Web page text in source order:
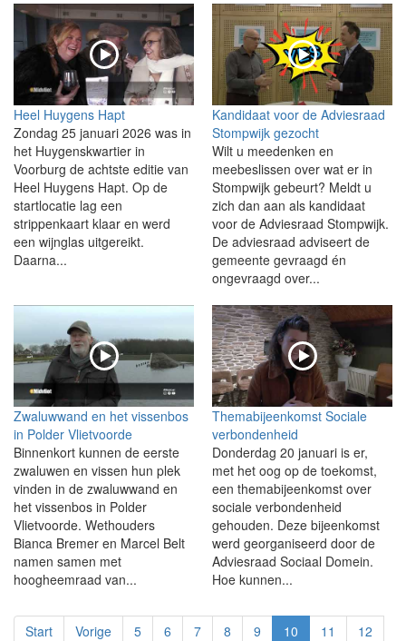
Heel Huygens Hapt
Zondag 25 januari 2026 was in
het Huygenskwartier in
Voorburg de achtste editie van
Heel Huygens Hapt. Op de
startlocatie lag een
strippenkaart klaar en werd
een wijnglas uitgereikt.
Daarna...
Kandidaat voor de Adviesraad
Stompwijk gezocht
Wilt u meedenken en
meebeslissen over wat er in
Stompwijk gebeurt? Meldt u
zich dan aan als kandidaat
voor de Adviesraad Stompwijk.
De adviesraad adviseert de
gemeente gevraagd én
ongevraagd over...
Zwaluwwand en het vissenbos
in Polder Vlietvoorde
Binnenkort kunnen de eerste
zwaluwen en vissen hun plek
vinden in de zwaluwwand en
het vissenbos in Polder
Vlietvoorde. Wethouders
Bianca Bremer en Marcel Belt
namen samen met
hoogheemraad van...
Themabijeenkomst Sociale
verbondenheid
Donderdag 20 januari is er,
met het oog op de toekomst,
een themabijeenkomst over
sociale verbondenheid
gehouden. Deze bijeenkomst
werd georganiseerd door de
Adviesraad Sociaal Domein.
Hoe kunnen...
Start Vorige 5 6 7 8 9 10 11
12